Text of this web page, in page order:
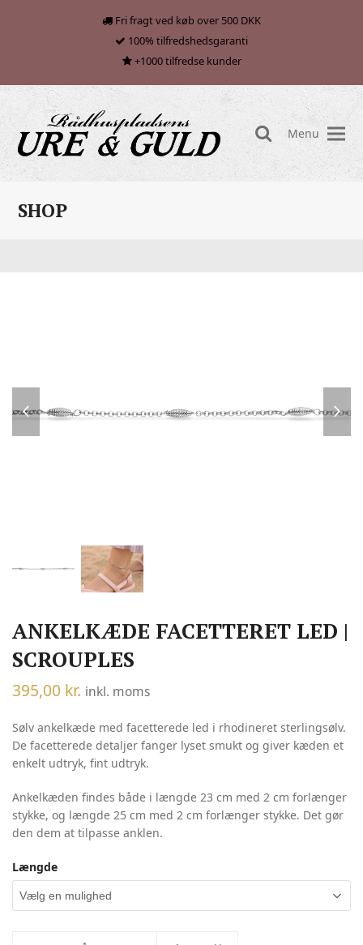
Fri fragt ved køb over 500 DKK
100% tilfredshedsgaranti
+1000 tilfredse kunder
search
Menu
SHOP
slide
ANKELKÆDE FACETTERET LED |
SCROUPLES
395,00 kr. inkl. moms
Sølv ankelkæde med facetterede led i rhodineret sterlingsølv.
De facetterede detaljer fanger lyset smukt og giver kæden et
enkelt udtryk, fint udtryk.
Ankelkæden findes både i længde 23 cm med 2 cm forlænger
stykke, og længde 25 cm med 2 cm forlænger stykke. Det gør
den dem at tilpasse anklen.
Længde